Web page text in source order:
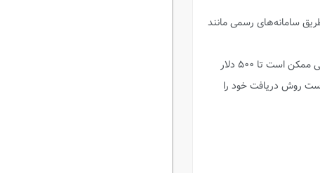
سامانه‌های رسمی مانند
در برخی روش‌های دریافت (مانند خرید از طریق اپلیکیشن و تحویل در فرودگاه)، سقف پرداختی ممکن است تا ۵۰۰ دلار
است روش دریافت خود را